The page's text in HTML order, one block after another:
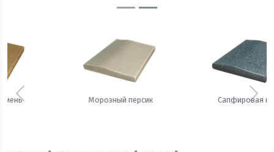
Сапфировая ночь Теплый жемчуг
Предыдущий